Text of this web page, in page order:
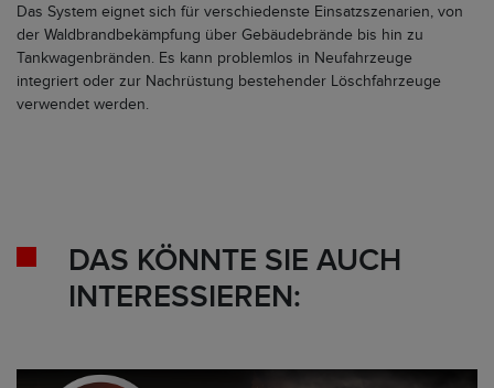
Das System eignet sich für verschiedenste Einsatzszenarien, von
der Waldbrandbekämpfung über Gebäudebrände bis hin zu
Tankwagenbränden. Es kann problemlos in Neufahrzeuge
integriert oder zur Nachrüstung bestehender Löschfahrzeuge
verwendet werden.
DAS KÖNNTE SIE AUCH
INTERESSIEREN: